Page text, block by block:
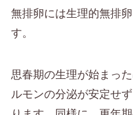
無排卵には生理的無排
す。
思春期の生理が始まっ
ルモンの分泌が安定せ